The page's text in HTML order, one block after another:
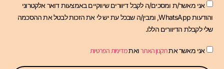
אני מאשר/ת ומסכים/ה לקבל דיוורים שיווקיים באמצעות דואר אלקטרוני
והודעות WhatsApp, ומבין/ה שבכל עת יש לי את הזכות לבטל את ההסכמה
שלי לקבלת הדיוורים הללו.
אני מאשר אתתקנון האתרואתמדיניות הפרטיות